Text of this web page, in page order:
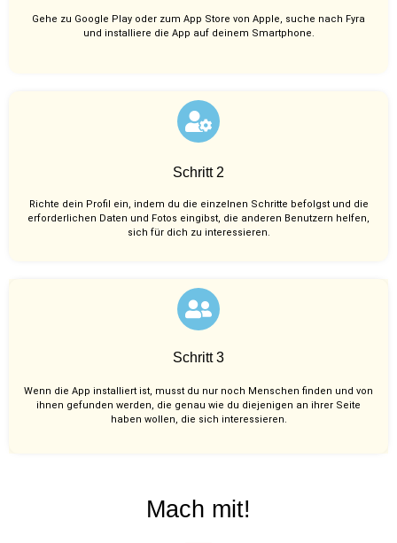
Gehe zu Google Play oder zum App Store von Apple, suche nach Fyra
und installiere die App auf deinem Smartphone.
Schritt 2
Richte dein Profil ein, indem du die einzelnen Schritte befolgst und die
erforderlichen Daten und Fotos eingibst, die anderen Benutzern helfen,
sich für dich zu interessieren.
Schritt 3
Wenn die App installiert ist, musst du nur noch Menschen finden und von
ihnen gefunden werden, die genau wie du diejenigen an ihrer Seite
haben wollen, die sich interessieren.
Mach mit!